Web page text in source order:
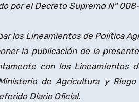
por el Decreto Supremo N°
los Lineamientos de Política
la publicación de la
con los Lineamientos
de Agricultura y Riego
Diario Oficial.